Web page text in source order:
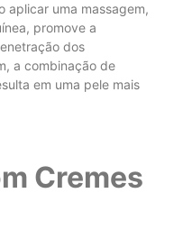
aplicar uma massagem,
promove a
dos
a combinação de
em uma pele mais
Cremes